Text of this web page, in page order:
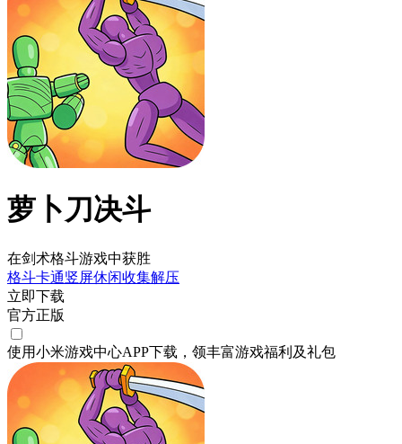
萝卜刀决斗
在剑术格斗游戏中获胜
格斗卡通竖屏休闲收集解压
立即下载
官方正版
使用小米游戏中心APP下载 ，领丰富游戏福利 及礼包